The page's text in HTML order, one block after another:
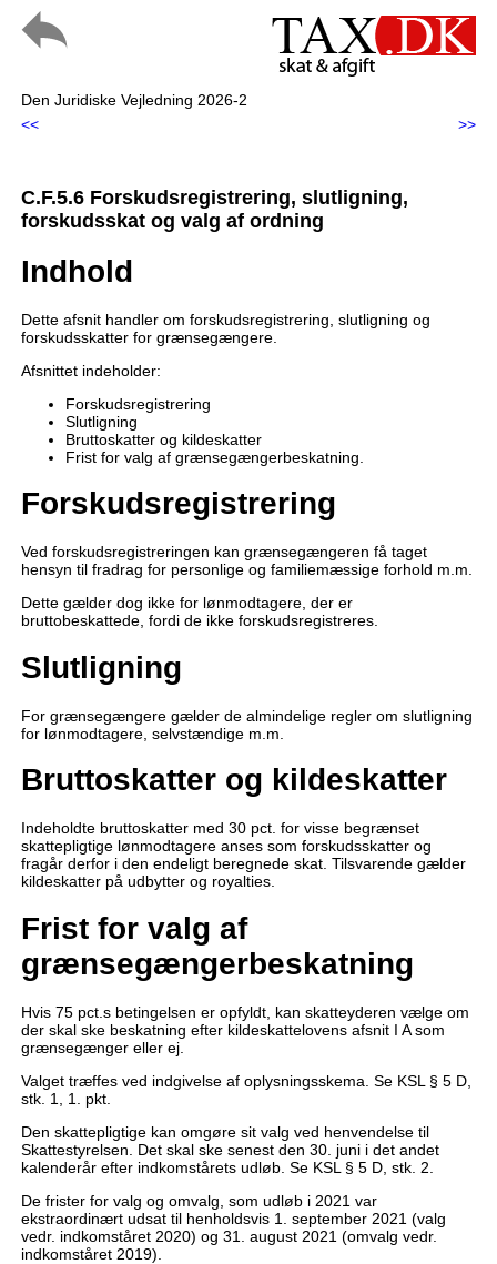
Den Juridiske Vejledning 2026-2
<<
>>
C.F.5.6 Forskudsregistrering, slutligning,
forskudsskat og valg af ordning
Indhold
Dette afsnit handler om forskudsregistrering, slutligning og
forskudsskatter for grænsegængere.
Afsnittet indeholder:
Forskudsregistrering
Slutligning
Bruttoskatter og kildeskatter
Frist for valg af grænsegængerbeskatning.
Forskudsregistrering
Ved forskudsregistreringen kan grænsegængeren få taget
hensyn til fradrag for personlige og familiemæssige forhold m.m.
Dette gælder dog ikke for lønmodtagere, der er
bruttobeskattede, fordi de ikke forskudsregistreres.
Slutligning
For grænsegængere gælder de almindelige regler om slutligning
for lønmodtagere, selvstændige m.m.
Bruttoskatter og kildeskatter
Indeholdte bruttoskatter med 30 pct. for visse begrænset
skattepligtige lønmodtagere anses som forskudsskatter og
fragår derfor i den endeligt beregnede skat. Tilsvarende gælder
kildeskatter på udbytter og royalties.
Frist for valg af
grænsegængerbeskatning
Hvis 75 pct.s betingelsen er opfyldt, kan skatteyderen vælge om
der skal ske beskatning efter kildeskattelovens afsnit I A som
grænsegænger eller ej.
Valget træffes ved indgivelse af oplysningsskema. Se KSL § 5 D,
stk. 1, 1. pkt.
Den skattepligtige kan omgøre sit valg ved henvendelse til
Skattestyrelsen. Det skal ske senest den 30. juni i det andet
kalenderår efter indkomstårets udløb. Se KSL § 5 D, stk. 2.
De frister for valg og omvalg, som udløb i 2021 var
ekstraordinært udsat til henholdsvis 1. september 2021 (valg
vedr. indkomståret 2020) og 31. august 2021 (omvalg vedr.
indkomståret 2019).